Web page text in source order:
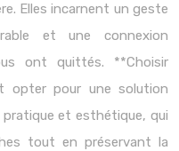
Elles incarnent un geste
et une connexion
ont quittés. **Choisir
opter pour une solution
pratique et esthétique, qui
tout en préservant la